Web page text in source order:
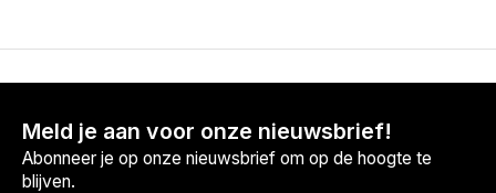
Meld je aan voor onze nieuwsbrief!
Abonneer je op onze nieuwsbrief om op de hoogte te
blijven.